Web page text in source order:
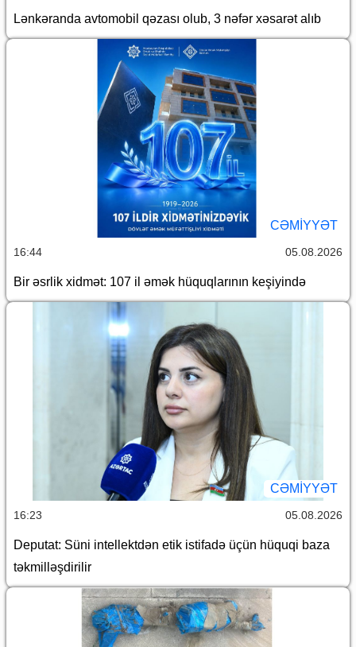
Lənkəranda avtomobil qəzası olub, 3 nəfər xəsarət alıb
CƏMİYYƏT
16:44 05.08.2026
Bir əsrlik xidmət: 107 il əmək hüquqlarının keşiyində
CƏMİYYƏT
16:23 05.08.2026
Deputat: Süni intellektdən etik istifadə üçün hüquqi baza
təkmilləşdirilir